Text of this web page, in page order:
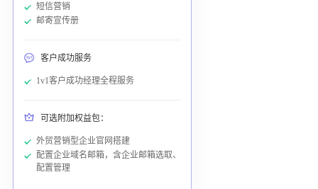
短信营销
邮寄宣传册
客户成功服务
1v1客户成功经理全程服务
可选附加权益包：
外贸营销型企业官网搭建
配置企业域名邮箱，含企业邮箱选取、
配置管理